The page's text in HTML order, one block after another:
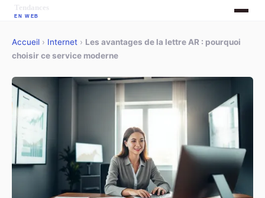
Accueil › Internet › Les avantages de la lettre AR : pourquoi
choisir ce service moderne